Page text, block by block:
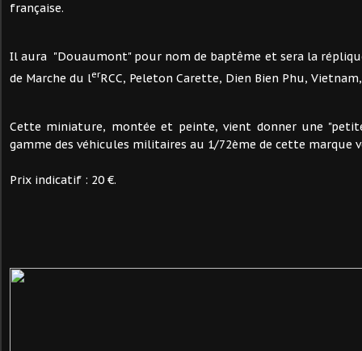
française.
Il aura "Douaumont" pour nom de baptême et sera la
de Marche du lerRCC, Peleton Carette, Dien Bien Phu,
Cette miniature, montée et peinte, vient donner une
gamme des véhicules militaires au 1/72ème de cette marque
Prix indicatif : 20 €.